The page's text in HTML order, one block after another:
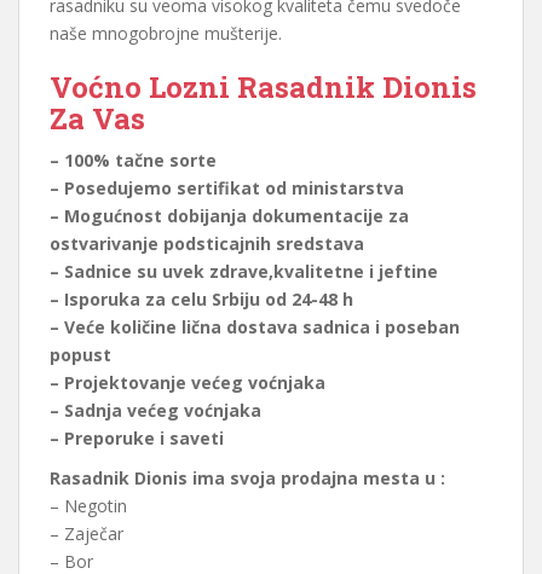
rasadniku su veoma visokog kvaliteta čemu svedoče
naše mnogobrojne mušterije.
Voćno Lozni Rasadnik Dionis
Za Vas
– 100% tačne sorte
– Posedujemo sertifikat od ministarstva
– Mogućnost dobijanja dokumentacije za
ostvarivanje podsticajnih sredstava
– Sadnice su uvek zdrave,kvalitetne i jeftine
– Isporuka za celu Srbiju od 24-48 h
– Veće količine lična dostava sadnica i poseban
popust
– Projektovanje većeg voćnjaka
– Sadnja većeg voćnjaka
– Preporuke i saveti
Rasadnik Dionis ima svoja prodajna mesta u :
– Negotin
– Zaječar
– Bor